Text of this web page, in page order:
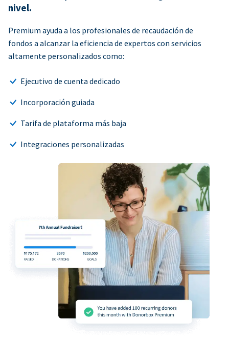
nivel.
Premium ayuda a los profesionales de recaudación de
fondos a alcanzar la eficiencia de expertos con servicios
altamente personalizados como:
Ejecutivo de cuenta dedicado
Incorporación guiada
Tarifa de plataforma más baja
Integraciones personalizadas